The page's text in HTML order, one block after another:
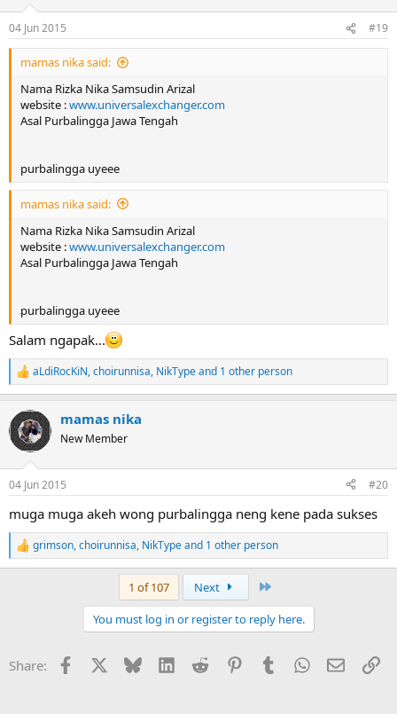
s
:
04 Jun 2015 #19
mamas nika said:
Nama Rizka Nika Samsudin Arizal
website :www.universalexchanger.com
Asal Purbalingga Jawa Tengah
purbalingga uyeee
mamas nika said:
Nama Rizka Nika Samsudin Arizal
website :www.universalexchanger.com
Asal Purbalingga Jawa Tengah
purbalingga uyeee
Salam ngapak...
R
e
c
t
i
s
aLdiRocKiN,choirunnisa, NikTypeand 1 other person
mamas nika
New Member
04 Jun 2015 #20
muga muga akeh wong purbalingga neng kene pada sukses
R
e
s
grimson,choirunnisa, NikTypeand 1 other person
1 of 107 Next
You must log in or register to reply here.
Share: Facebook Bluesky LinkedInReddit PinterestTumblrWhatsApp
Email